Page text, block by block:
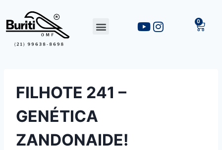
FILHOTE 241 –
GENÉTICA
ZANDONAIDE!